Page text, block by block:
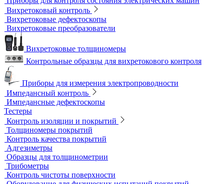
Магнитный контроль
Магнитопорошковые дефектоскопы и электромагниты
Магнитные толщиномеры покрытий
Магнитометры, коэрцитиметры и ферритометры
Автоматические линии и стенды магнитопорошкового
контроля
Образцы для МПД
Расходные материалы для МПД
УФ-лампы и светильники
Метод магнитной памяти металла
Приборы для контроля состояния электрических машин
Вихретоковый контроль
Вихретоковые дефектоскопы
Вихретоковые преобразователи
Вихретоковые толщиномеры
Контрольные образцы для вихретокового контроля
Приборы для измерения электропроводности